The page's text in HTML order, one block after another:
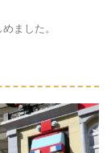
ました。